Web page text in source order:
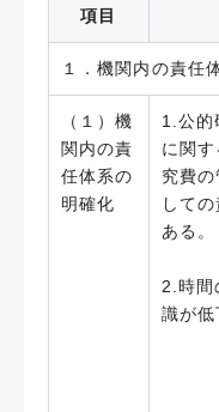
項目
１．機関内の責任
（１）機
関内の責
任体系の
明確化
1.公的
に関
究費
して
ある。
2.時間
識が低